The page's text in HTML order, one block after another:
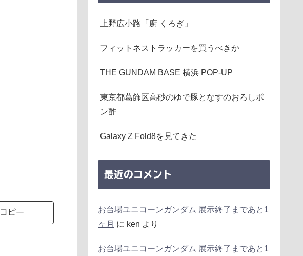
コピー
上野広小路「廚 くろぎ」
フィットネストラッカーを買うべきか
THE GUNDAM BASE 横浜 POP-UP
東京都葛飾区高砂のゆで豚となすのおろしポ
ン酢
Galaxy Z Fold8を見てきた
最近のコメント
お台場ユニコーンガンダム 展示終了まであと1
ヶ月 に ken より
お台場ユニコーンガンダム 展示終了まであと1